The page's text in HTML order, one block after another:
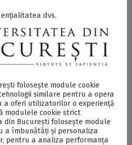
Internaționale a
Departamentului de
Engleză la
Universitatea din
București
“Crises,
Vulnerability and
Resilience in Public
Administration”, a
30-a ediție a
dvs.
folosește module cookie
similare pentru a opera
a oferi utilizatorilor o experiență
modulele cookie strict
din București folosește module
a îmbunătăți și personaliza
pentru a analiza performanța